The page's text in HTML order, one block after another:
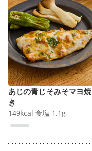
あじの青じそみそマヨ焼
き
149kcal 食塩 1.1 g